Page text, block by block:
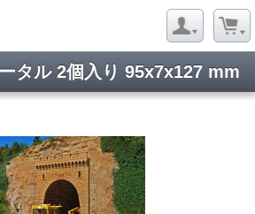
タル 2個入り 95x7x127 mm